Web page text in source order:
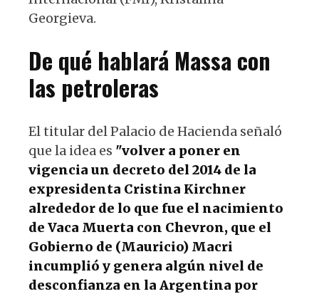
Georgieva.
De qué hablará Massa con
las petroleras
El titular del Palacio de Hacienda señaló
que la idea es "volver a poner en
vigencia un decreto del 2014 de la
expresidenta Cristina Kirchner
alrededor de lo que fue el nacimiento
de Vaca Muerta con Chevron, que el
Gobierno de (Mauricio) Macri
incumplió y genera algún nivel de
desconfianza en la Argentina por